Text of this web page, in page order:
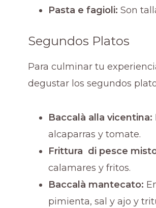
Pasta e fagioli: Son
Segundos Platos
Para culminar tu
degustar los segundos
Baccalà alla vicentina:
alcaparras y tomate.
Frittura di pesce
calamares y fritos.
Baccalà mantecato:
pimienta, sal y ajo y